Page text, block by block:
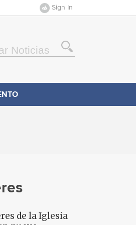
Sign In
de la Iglesia